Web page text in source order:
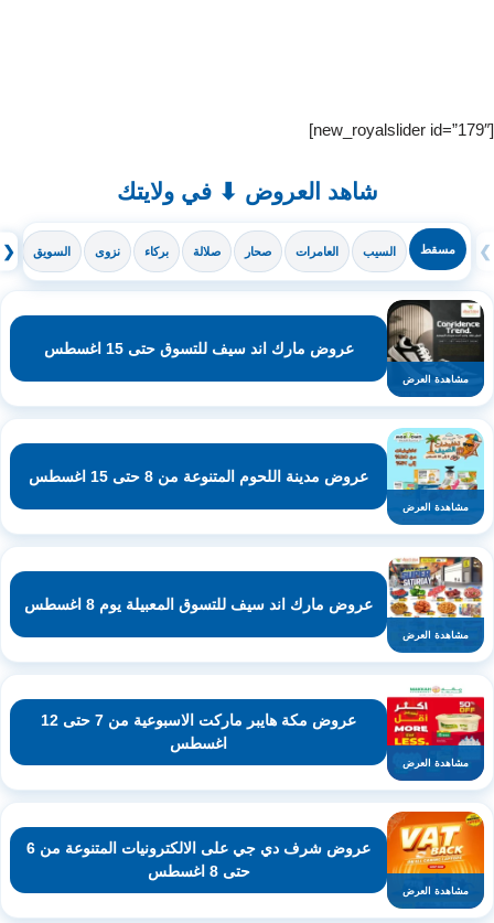
[new_royalslider id=”179″]
شاهد العروض ⬇ في ولايتك
❮ مسقط السيب العامرات صحار صلالة بركاء نزوى السويق ❯
مشاهدة العرض
عروض مارك اند سيف للتسوق حتى 15 اغسطس
مشاهدة العرض
عروض مدينة اللحوم المتنوعة من 8 حتى 15 اغسطس
مشاهدة العرض
عروض مارك اند سيف للتسوق المعبيلة يوم 8 اغسطس
مشاهدة العرض
عروض مكة هايبر ماركت الاسبوعية من 7 حتى 12
اغسطس
مشاهدة العرض
عروض شرف دي جي على الالكترونيات المتنوعة من 6
حتى 8 اغسطس